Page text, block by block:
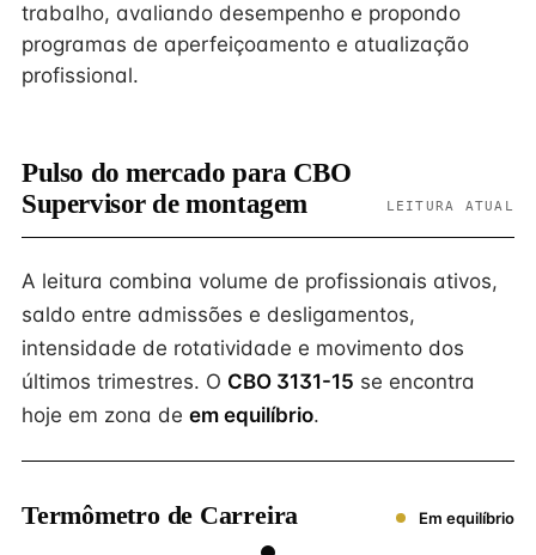
trabalho, avaliando desempenho e propondo
programas de aperfeiçoamento e atualização
profissional.
Pulso do mercado para CBO
Supervisor de montagem
LEITURA ATUAL
A leitura combina volume de profissionais ativos,
saldo entre admissões e desligamentos,
intensidade de rotatividade e movimento dos
últimos trimestres. O CBO 3131-15 se encontra
hoje em zona de em equilíbrio.
Termômetro de Carreira Em equilíbrio